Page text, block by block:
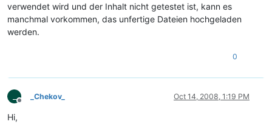
verwendet wird und der Inhalt nicht getestet ist, kann es
manchmal vorkommen, das unfertige Dateien hochgeladen
werden.
0
Offline
_Chekov_ Oct 14, 2008, 1:19 PM
Hi,